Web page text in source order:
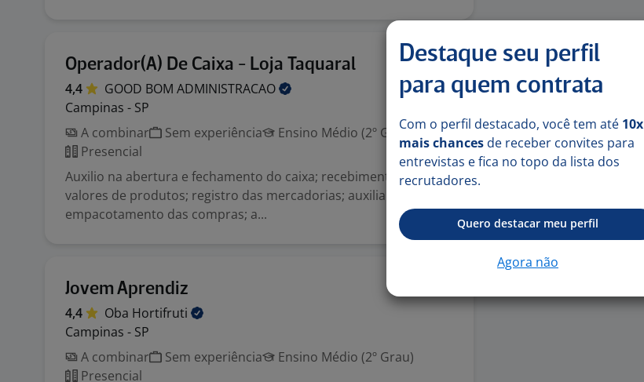
Operador(A) De Caixa - Loja Taquaral Ontem
4,4 GOOD BOM ADMINISTRACAO
Campinas - SP
A combinar
Sem experiência
Ensino Médio (2º Grau)
Presencial
Auxilio na abertura e fechamento do caixa; recebimento dos
valores de produtos; registro das mercadorias; auxiliar no
empacotamento das compras; a...
Jovem Aprendiz
4,4 Oba Hortifruti
Campinas - SP
A combinar
Sem experiência
Ensino Médio (2º Grau)
Presencial
Destaque seu perfil
para quem contrata
Com o perfil destacado, você tem até 10x
mais chances de receber convites para
entrevistas e fica no topo da lista dos
recrutadores.
Quero destacar meu perfil
Agora não